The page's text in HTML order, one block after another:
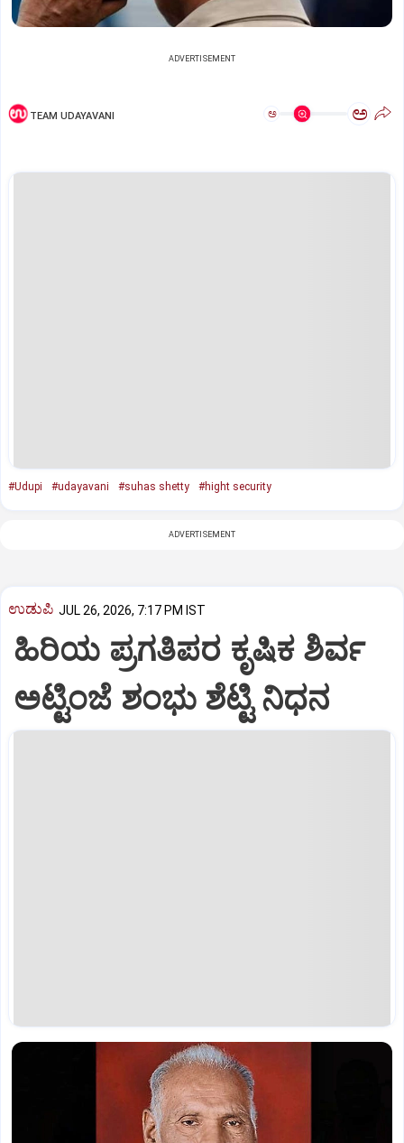
ADVERTISEMENT
TEAM UDAYAVANI ಅ ಅ
#Udupi #udayavani #suhas shetty #hight security
ADVERTISEMENT
ಉಡುಪಿ JUL 26, 2026, 7:17 PM IST
ಹಿರಿಯ ಪ್ರಗತಿಪರ ಕೃಷಿಕ ಶಿರ್ವ
ಅಟ್ಟಿಂಜೆ ಶಂಭು ಶೆಟ್ಟಿ ನಿಧನ